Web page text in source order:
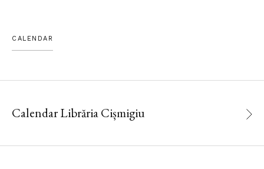
CALENDAR
Calendar Librăria Cișmigiu